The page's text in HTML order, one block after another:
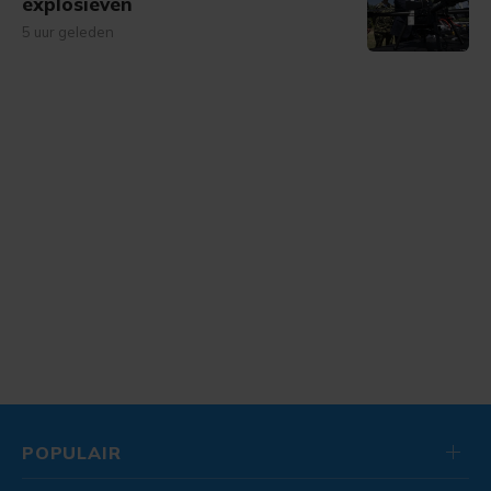
5 uur geleden
POPULAIR